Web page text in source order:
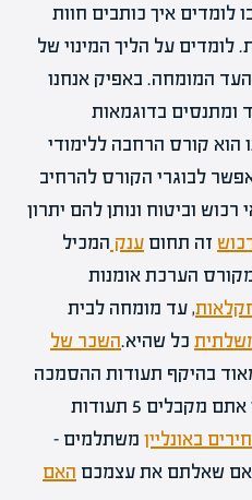
איך כותבים חוות
על הליך המינוי של
המומחה. באפיק אנחנו
ומתנסים בדוגמאות
קורס הרחבה ללימודי
לבוגרי הקורס להרחיב
וביטוח ונותן להם יתרון
זה תחום ענק המכיל
הערכת אומנות
, עד מומחה לבית
כל שהיא.השכר של
בהיקף תעודות ההסמכה
שיש לכם.אצלנו באפיק אונליין אתם מקבלים 5 תעודות
באונליין משתלמים –
אם שאלתם את עצמכם האם